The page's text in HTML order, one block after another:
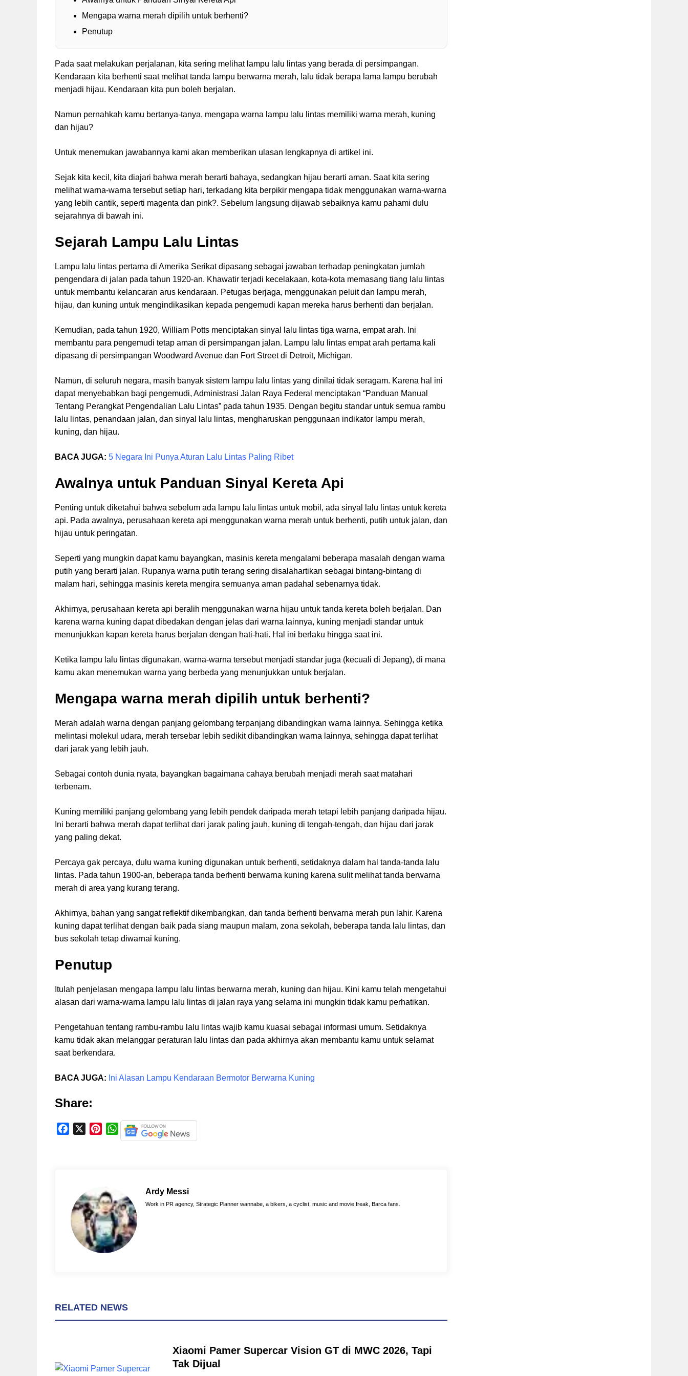
Mengapa warna merah dipilih untuk berhenti?
Penutup
Pada saat melakukan perjalanan, kita sering melihat lampu lalu lintas yang berada di persimpangan.
Kendaraan kita berhenti saat melihat tanda lampu berwarna merah, lalu tidak berapa lama lampu berubah
menjadi hijau. Kendaraan kita pun boleh berjalan.
Namun pernahkah kamu bertanya-tanya, mengapa warna lampu lalu lintas memiliki warna merah, kuning
dan hijau?
Untuk menemukan jawabannya kami akan memberikan ulasan lengkapnya di artikel ini.
Sejak kita kecil, kita diajari bahwa merah berarti bahaya, sedangkan hijau berarti aman. Saat kita sering
melihat warna-warna tersebut setiap hari, terkadang kita berpikir mengapa tidak menggunakan warna-warna
yang lebih cantik, seperti magenta dan pink?. Sebelum langsung dijawab sebaiknya kamu pahami dulu
sejarahnya di bawah ini.
Sejarah Lampu Lalu Lintas
Lampu lalu lintas pertama di Amerika Serikat dipasang sebagai jawaban terhadap peningkatan jumlah
pengendara di jalan pada tahun 1920-an. Khawatir terjadi kecelakaan, kota-kota memasang tiang lalu lintas
untuk membantu kelancaran arus kendaraan. Petugas berjaga, menggunakan peluit dan lampu merah,
hijau, dan kuning untuk mengindikasikan kepada pengemudi kapan mereka harus berhenti dan berjalan.
Kemudian, pada tahun 1920, William Potts menciptakan sinyal lalu lintas tiga warna, empat arah. Ini
membantu para pengemudi tetap aman di persimpangan jalan. Lampu lalu lintas empat arah pertama kali
dipasang di persimpangan Woodward Avenue dan Fort Street di Detroit, Michigan.
Namun, di seluruh negara, masih banyak sistem lampu lalu lintas yang dinilai tidak seragam. Karena hal ini
dapat menyebabkan bagi pengemudi, Administrasi Jalan Raya Federal menciptakan “Panduan Manual
Tentang Perangkat Pengendalian Lalu Lintas” pada tahun 1935. Dengan begitu standar untuk semua rambu
lalu lintas, penandaan jalan, dan sinyal lalu lintas, mengharuskan penggunaan indikator lampu merah,
kuning, dan hijau.
BACA JUGA: 5 Negara Ini Punya Aturan Lalu Lintas Paling Ribet
Awalnya untuk Panduan Sinyal Kereta Api
Penting untuk diketahui bahwa sebelum ada lampu lalu lintas untuk mobil, ada sinyal lalu lintas untuk kereta
api. Pada awalnya, perusahaan kereta api menggunakan warna merah untuk berhenti, putih untuk jalan, dan
hijau untuk peringatan.
Seperti yang mungkin dapat kamu bayangkan, masinis kereta mengalami beberapa masalah dengan warna
putih yang berarti jalan. Rupanya warna putih terang sering disalahartikan sebagai bintang-bintang di
malam hari, sehingga masinis kereta mengira semuanya aman padahal sebenarnya tidak.
Akhirnya, perusahaan kereta api beralih menggunakan warna hijau untuk tanda kereta boleh berjalan. Dan
karena warna kuning dapat dibedakan dengan jelas dari warna lainnya, kuning menjadi standar untuk
menunjukkan kapan kereta harus berjalan dengan hati-hati. Hal ini berlaku hingga saat ini.
Ketika lampu lalu lintas digunakan, warna-warna tersebut menjadi standar juga (kecuali di Jepang), di mana
kamu akan menemukan warna yang berbeda yang menunjukkan untuk berjalan.
Mengapa warna merah dipilih untuk berhenti?
Merah adalah warna dengan panjang gelombang terpanjang dibandingkan warna lainnya. Sehingga ketika
melintasi molekul udara, merah tersebar lebih sedikit dibandingkan warna lainnya, sehingga dapat terlihat
dari jarak yang lebih jauh.
Sebagai contoh dunia nyata, bayangkan bagaimana cahaya berubah menjadi merah saat matahari
terbenam.
Kuning memiliki panjang gelombang yang lebih pendek daripada merah tetapi lebih panjang daripada hijau.
Ini berarti bahwa merah dapat terlihat dari jarak paling jauh, kuning di tengah-tengah, dan hijau dari jarak
yang paling dekat.
Percaya gak percaya, dulu warna kuning digunakan untuk berhenti, setidaknya dalam hal tanda-tanda lalu
lintas. Pada tahun 1900-an, beberapa tanda berhenti berwarna kuning karena sulit melihat tanda berwarna
merah di area yang kurang terang.
Akhirnya, bahan yang sangat reflektif dikembangkan, dan tanda berhenti berwarna merah pun lahir. Karena
kuning dapat terlihat dengan baik pada siang maupun malam, zona sekolah, beberapa tanda lalu lintas, dan
bus sekolah tetap diwarnai kuning.
Penutup
Itulah penjelasan mengapa lampu lalu lintas berwarna merah, kuning dan hijau. Kini kamu telah mengetahui
alasan dari warna-warna lampu lalu lintas di jalan raya yang selama ini mungkin tidak kamu perhatikan.
Pengetahuan tentang rambu-rambu lalu lintas wajib kamu kuasai sebagai informasi umum. Setidaknya
kamu tidak akan melanggar peraturan lalu lintas dan pada akhirnya akan membantu kamu untuk selamat
saat berkendara.
BACA JUGA: Ini Alasan Lampu Kendaraan Bermotor Berwarna Kuning
Share:
k
r
e
s
W
h
p
p
Ardy Messi
Work in PR agency, Strategic Planner wannabe, a bikers, a cyclist, music and movie freak, Barca fans.
RELATED NEWS
Xiaomi Pamer Supercar Vision GT di MWC 2026, Tapi
Tak Dijual